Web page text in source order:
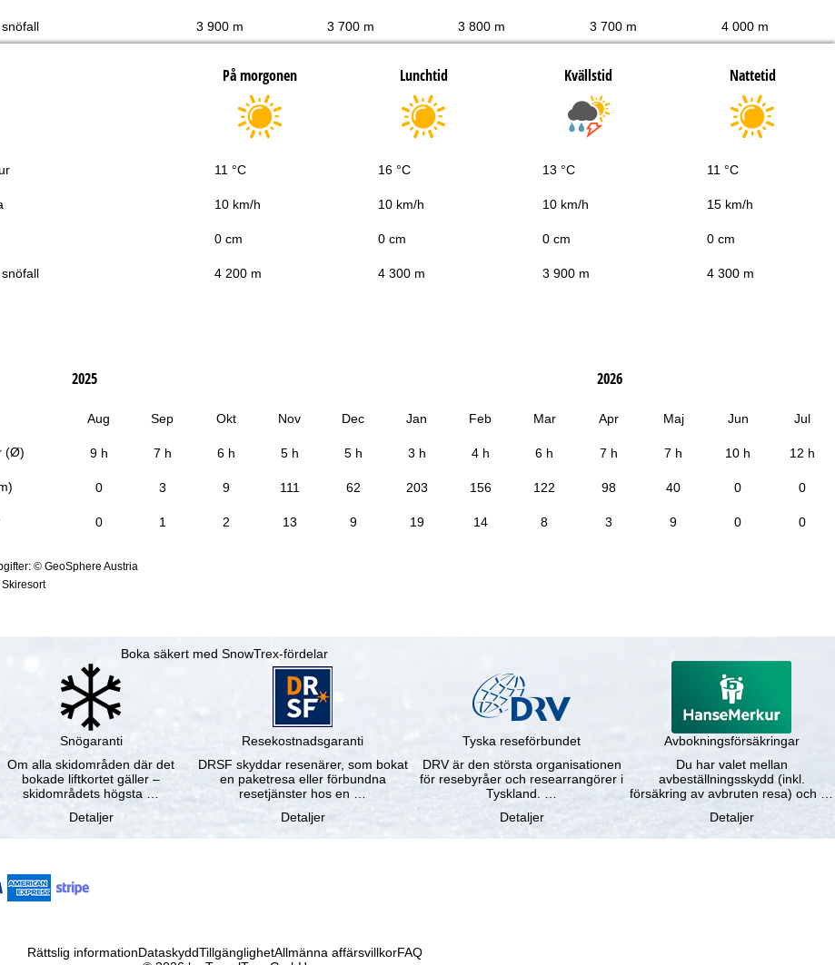
3 900 m 3 700 m 3 800 m 3 700 m 4 000 m
På morgonen Lunchtid Kvällstid Nattetid
11 °C 16 °C 13 °C 11 °C
10 km/h 10 km/h 10 km/h 15 km/h
0 cm 0 cm 0 cm 0 cm
4 200 m 4 300 m 3 900 m 4 300 m
(Ø)
2025 2026
Aug Sep Okt Nov Dec Jan Feb Mar Apr Maj Jun Jul
9 h 7 h 6 h 5 h 5 h 3 h 4 h 6 h 7 h 7 h 10 h 12 h
0 3 9 111 62 203 156 122 98 40 0 0
0 1 2 13 9 19 14 8 3 9 0 0
© GeoSphere Austria
Boka säkert med SnowTrex-fördelar
Snögaranti
Om alla skidområden där det
bokade liftkortet gäller –
skidområdets högsta …
Detaljer
Resekostnadsgaranti
DRSF skyddar resenärer, som bokat
en paketresa eller förbundna
resetjänster hos en …
Detaljer
Tyska reseförbundet
DRV är den största organisationen
för resebyråer och researrangörer i
Tyskland. …
Detaljer
Avbokningsförsäkringar
Du har valet mellan
avbeställningsskydd (inkl.
försäkring av avbruten resa) och …
Detaljer
Rättslig informationDataskyddTillgänglighetAllmänna affärsvillkorFAQ